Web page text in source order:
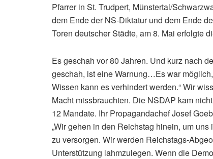
Pfarrer in St. Trudpert, Münstertal/
dem Ende der NS-Diktatur und dem Ende
Toren deutscher Städte, am 8. Mai erfolgte
Es geschah vor 80 Jahren. Und kurz nach
geschah, ist eine Warnung…Es war
Wissen kann es verhindert werden.“ Wir
Macht missbrauchten. Die NSDAP kam
12 Mandate. Ihr Propagandachef Josef
„Wir gehen in den Reichstag hinein, um
zu versorgen. Wir werden Reichstags-
Unterstützung lahmzulegen. Wenn die